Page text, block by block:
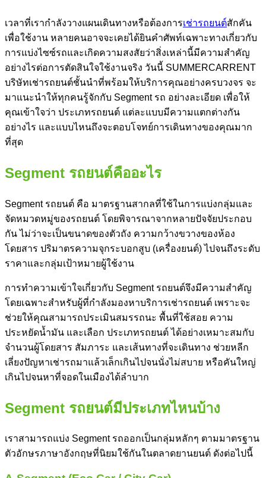
เวลาที่เรากำลังวางแผนเดินทางหรือต้องการเช่ารถยนต์สักคัน
เพื่อใช้งาน หลายคนอาจจะเคยได้ยินคำศัพท์เฉพาะทางเกี่ยวกับ
การแบ่งไซซ์รถและเกิดความสงสัยว่าสิ่งเหล่านี้มีความสำคัญ
อย่างไรต่อการตัดสินใจใช้งานจริง วันนี้ SUMMERCARRENT
บริษัทเช่ารถยนต์ชั้นนำที่พร้อมให้บริการคุณอย่างครบวงจร จะ
มาแนะนำให้ทุกคนรู้จักกับ Segment รถ อย่างละเอียด เพื่อให้
คุณเข้าใจว่า ประเภทรถยนต์ แต่ละแบบมีความแตกต่างกัน
อย่างไร และแบบไหนถึงจะตอบโจทย์การเดินทางของคุณมาก
ที่สุด
Segment รถยนต์คืออะไร
Segment รถยนต์ คือ มาตรฐานสากลที่ใช้ในการแบ่งกลุ่มและ
จัดหมวดหมู่ของรถยนต์ โดยพิจารณาจากหลายปัจจัยประกอบ
กัน ไม่ว่าจะเป็นขนาดของตัวถัง ความกว้างขวางของห้อง
โดยสาร ปริมาตรความจุกระบอกสูบ (เครื่องยนต์) ไปจนถึงระดับ
ราคาและกลุ่มเป้าหมายผู้ใช้งาน
การทำความเข้าใจเกี่ยวกับ Segment รถยนต์จึงมีความสำคัญ
โดยเฉพาะสำหรับผู้ที่กำลังมองหาบริการเช่ารถยนต์ เพราะจะ
ช่วยให้คุณสามารถประเมินสมรรถนะ พื้นที่ใช้สอย ความ
ประหยัดน้ำมัน และเลือก ประเภทรถยนต์ ได้อย่างเหมาะสมกับ
จำนวนผู้โดยสาร สัมภาระ และเส้นทางที่จะเดินทาง ช่วยหลีก
เลี่ยงปัญหาเช่ารถมาแล้วเล็กเกินไปจนนั่งไม่สบาย หรือคันใหญ่
เกินไปจนหาที่จอดในเมืองได้ลำบาก
Segment รถยนต์มีประเภทไหนบ้าง
เราสามารถแบ่ง Segment รถออกเป็นกลุ่มหลักๆ ตามมาตรฐาน
ตัวอักษรภาษาอังกฤษที่นิยมใช้กันในตลาดยานยนต์ ดังต่อไปนี้